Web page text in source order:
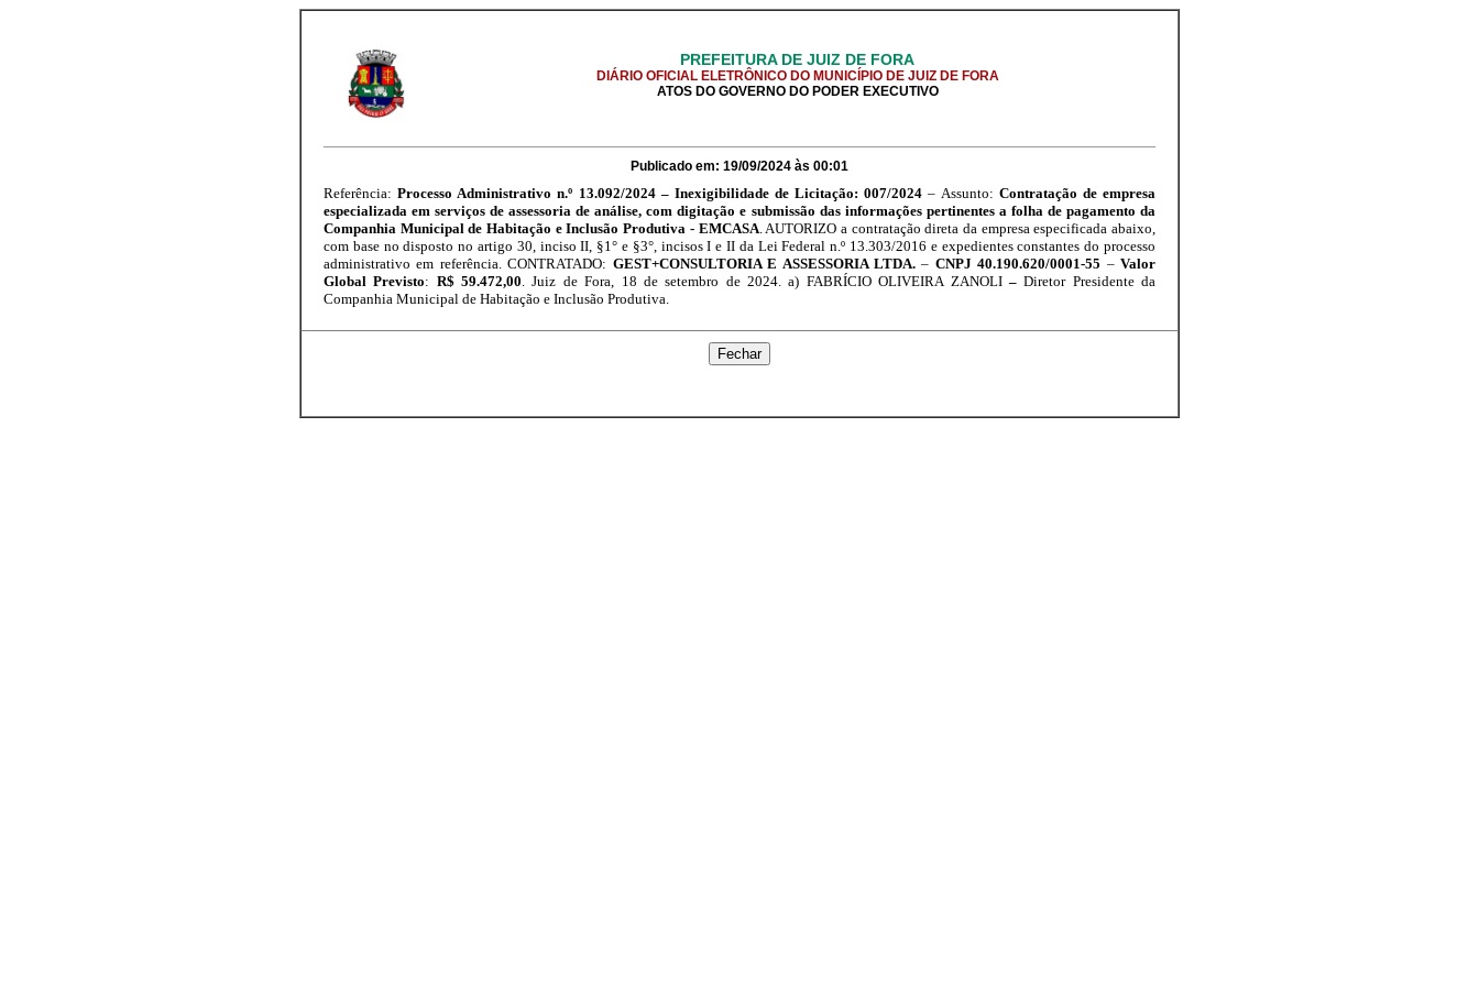
PREFEITURA DE JUIZ DE FORA
DIÁRIO OFICIAL ELETRÔNICO DO MUNICÍPIO DE JUIZ DE FORA
ATOS DO GOVERNO DO PODER EXECUTIVO
Publicado em: 19/09/2024 às 00:01
Referência:Processo Administrativo n.º 13.092/2024 – Inexigibilidade de Licitação: 007/2024– Assunto: Contratação de empresa
especializada em serviços de assessoria de análise, com digitação e submissão das informações pertinentes a folha de pagamento da
Companhia Municipal de Habitação e Inclusão Produtiva - EMCASA. AUTORIZO a contratação direta da empresa especificada abaixo,
com base no disposto no artigo 30, inciso II, §1° e §3°, incisos I e II da Lei Federal n.º 13.303/2016 e expedientes constantes do processo
administrativo em referência. CONTRATADO: GEST+CONSULTORIA E ASSESSORIA LTDA.– CNPJ 40.190.620/0001-55 –Valor
Global Previsto: R$ 59.472,00. Juiz de Fora, 18 de setembro de 2024. a) FABRÍCIO OLIVEIRA ZANOLI –Diretor Presidente da
Companhia Municipal de Habitação e Inclusão Produtiva.